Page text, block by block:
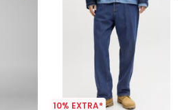
10% EXTRA*